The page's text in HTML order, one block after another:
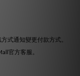
式通知變更付款方式。
官方客服。